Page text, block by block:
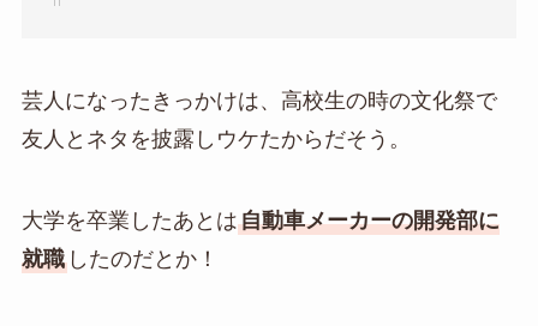
芸人になったきっかけは、高校生の時の文化祭で
友人とネタを披露しウケたからだそう。
大学を卒業したあとは自動車メーカーの開発部に
就職したのだとか！